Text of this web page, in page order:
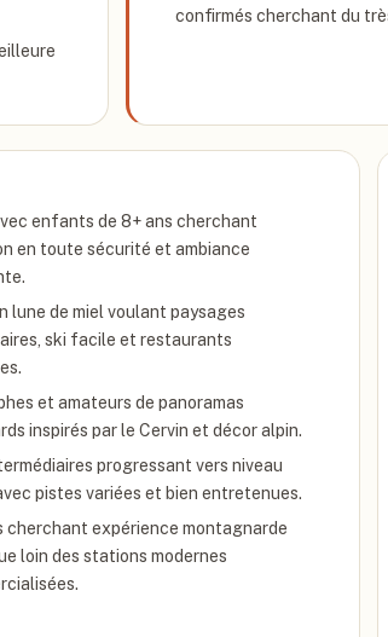
confirmés cherchant du
enfants de 8+ ans cherchant
en toute sécurité et ambiance
lune de miel voulant paysages
ski facile et restaurants
et amateurs de panoramas
inspirés par le Cervin et décor alpin.
progressant vers niveau
pistes variées et bien entretenues.
cherchant expérience montagnarde
loin des stations modernes